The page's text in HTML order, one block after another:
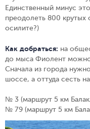
Единственный минус
преодолеть 800 крутых
осилите?)
Как добраться: на
до мыса Фиолент можно
Сначала из города
шоссе, а оттуда сесть
№ 3 (маршрут 5 км
№ 79 (маршрут 5 км